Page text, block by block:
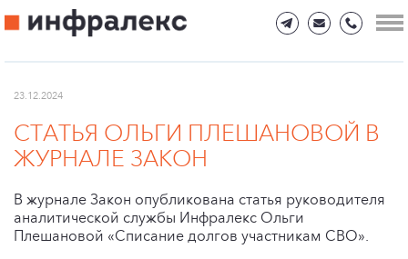
23.12.2024
СТАТЬЯ ОЛЬГИ ПЛЕШАНОВОЙ В
ЖУРНАЛЕ ЗАКОН
В журнале Закон опубликована статья руководителя
аналитической службы Инфралекс Ольги
Плешановой «Списание долгов участникам СВО».